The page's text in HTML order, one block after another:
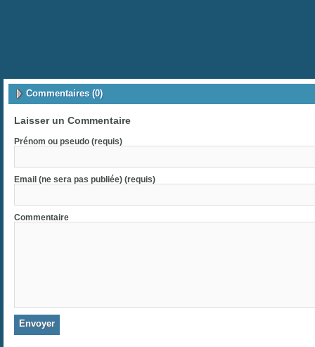
Commentaires (0)
Laisser un Commentaire
Prénom ou pseudo (requis)
Email (ne sera pas publiée) (requis)
Commentaire